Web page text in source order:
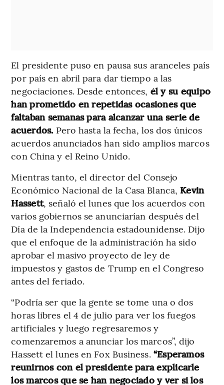
El presidente puso en pausa sus aranceles país
por país en abril para dar tiempo a las
negociaciones. Desde entonces, él y su equipo
han prometido en repetidas ocasiones que
faltaban semanas para alcanzar una serie de
acuerdos. Pero hasta la fecha, los dos únicos
acuerdos anunciados han sido amplios marcos
con China y el Reino Unido.
Mientras tanto, el director del Consejo
Económico Nacional de la Casa Blanca, Kevin
Hassett, señaló el lunes que los acuerdos con
varios gobiernos se anunciarían después del
Día de la Independencia estadounidense. Dijo
que el enfoque de la administración ha sido
aprobar el masivo proyecto de ley de
impuestos y gastos de Trump en el Congreso
antes del feriado.
“Podría ser que la gente se tome una o dos
horas libres el 4 de julio para ver los fuegos
artificiales y luego regresaremos y
comenzaremos a anunciar los marcos”, dijo
Hassett el lunes en Fox Business. “Esperamos
reunirnos con el presidente para explicarle
los marcos que se han negociado y ver si los